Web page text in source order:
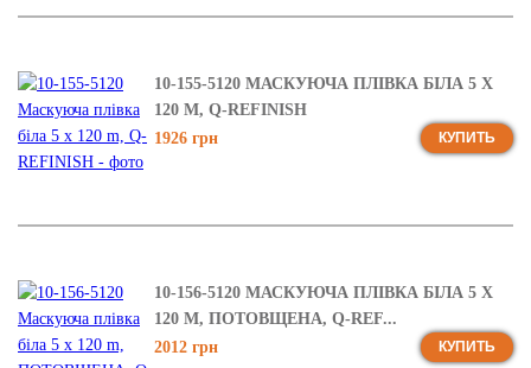
10-155-5120 МАСКУЮЧА ПЛІВКА БІЛА 5 X
120 M, Q-REFINISH
1926 грн
КУПИТЬ
10-156-5120 МАСКУЮЧА ПЛІВКА БІЛА 5 X
120 M, ПОТОВЩЕНА, Q-REF...
2012 грн
КУПИТЬ